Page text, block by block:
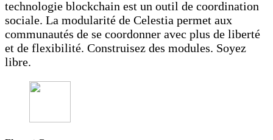
technologie blockchain est un outil de coordination
sociale. La modularité de Celestia permet aux
communautés de se coordonner avec plus de liberté
et de flexibilité. Construisez des modules. Soyez
libre.